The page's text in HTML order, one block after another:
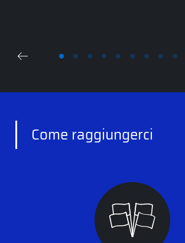
Come raggiungerci